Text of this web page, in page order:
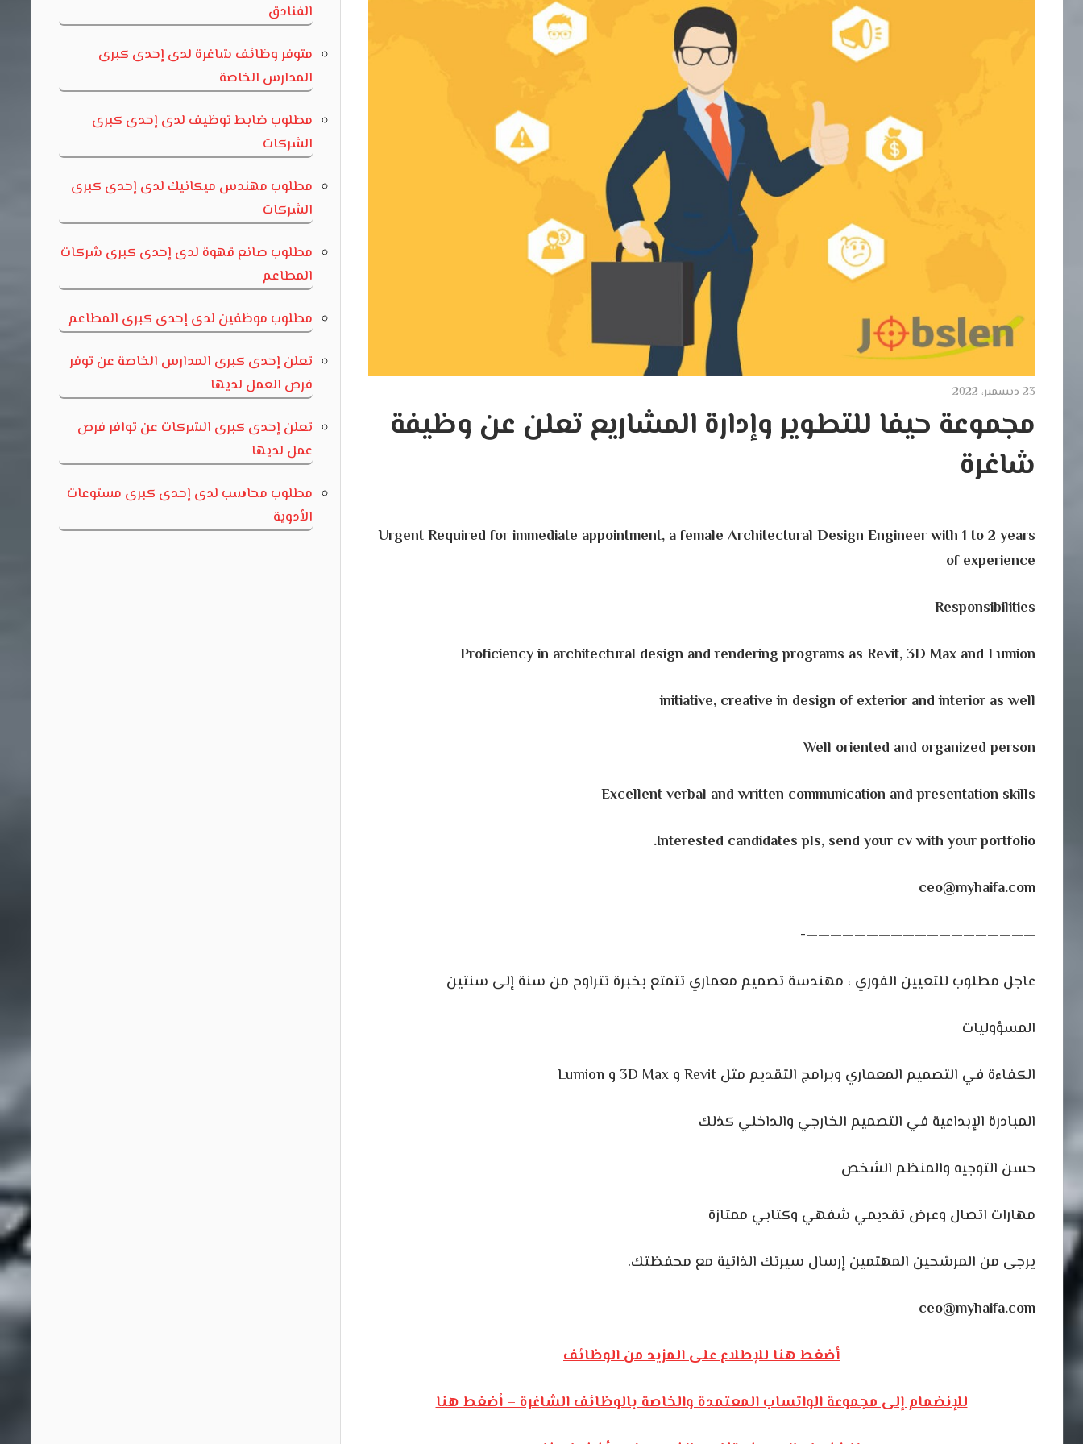
23 ديسمبر، 2022
مجموعة حيفا للتطوير وإدارة المشاريع تعلن عن وظيفة
شاغرة
Urgent Required for immediate appointment, a female Architectural Design Engineer with 1 to 2 years
of experience
Responsibilities
Proficiency in architectural design and rendering programs as Revit, 3D Max and Lumion
initiative, creative in design of exterior and interior as well
Well oriented and organized person
Excellent verbal and written communication and presentation skills
Interested candidates pls, send your cv with your portfolio.
ceo@myhaifa.com
———————————————————-
عاجل مطلوب للتعيين الفوري ، مهندسة تصميم معماري تتمتع بخبرة تتراوح من سنة إلى سنتين
المسؤوليات
الكفاءة في التصميم المعماري وبرامج التقديم مثل Revit و 3D Max و Lumion
المبادرة الإبداعية في التصميم الخارجي والداخلي كذلك
حسن التوجيه والمنظم الشخص
مهارات اتصال وعرض تقديمي شفهي وكتابي ممتازة
يرجى من المرشحين المهتمين إرسال سيرتك الذاتية مع محفظتك.
ceo@myhaifa.com
أضغط هنا للإطلاع على المزيد من الوظائف
للإنضمام إلى مجموعة الواتساب المعتمدة والخاصة بالوظائف الشاغرة – أضغط هنا
الفنادق
متوفر وظائف شاغرة لدى إحدى كبرى
المدارس الخاصة
مطلوب ضابط توظيف لدى إحدى كبرى
الشركات
مطلوب مهندس ميكانيك لدى إحدى كبرى
الشركات
مطلوب صانع قهوة لدى إحدى كبرى شركات
المطاعم
مطلوب موظفين لدى إحدى كبرى المطاعم
تعلن إحدى كبرى المدارس الخاصة عن توفر
فرص العمل لديها
تعلن إحدى كبرى الشركات عن توافر فرص
عمل لديها
مطلوب محاسب لدى إحدى كبرى مستوعات
الأدوية